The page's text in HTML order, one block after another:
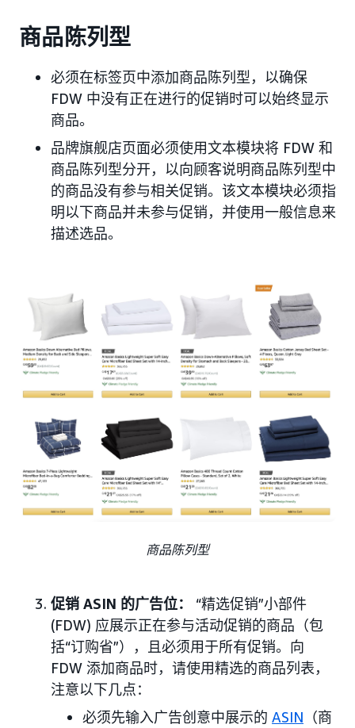
商品陈列型
必须在标签页中添加商品陈列型，以确保
FDW 中没有正在进行的促销时可以始终显示
商品。
品牌旗舰店页面必须使用文本模块将 FDW 和
商品陈列型分开，以向顾客说明商品陈列型中
的商品没有参与相关促销。该文本模块必须指
明以下商品并未参与促销，并使用一般信息来
描述选品。
商品陈列型
促销 ASIN 的广告位： “精选促销”小部件
(FDW) 应展示正在参与活动促销的商品（包
括“订购省”），且必须用于所有促销。向
FDW 添加商品时，请使用精选的商品列表，
注意以下几点：
必须先输入广告创意中展示的 ASIN （商